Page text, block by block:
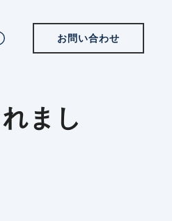
お問い合わせ
まし